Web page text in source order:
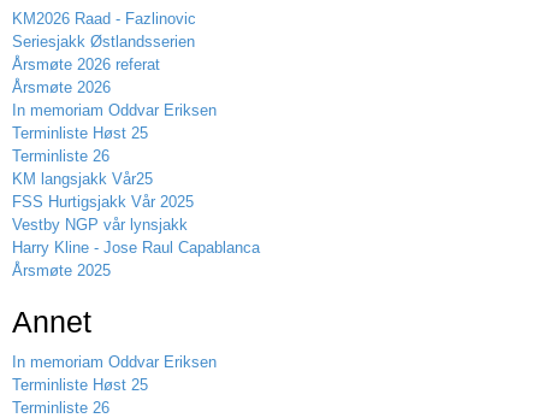
KM2026 Raad - Fazlinovic
Seriesjakk Østlandsserien
Årsmøte 2026 referat
Årsmøte 2026
In memoriam Oddvar Eriksen
Terminliste Høst 25
Terminliste 26
KM langsjakk Vår25
FSS Hurtigsjakk Vår 2025
Vestby NGP vår lynsjakk
Harry Kline - Jose Raul Capablanca
Årsmøte 2025
Annet
In memoriam Oddvar Eriksen
Terminliste Høst 25
Terminliste 26